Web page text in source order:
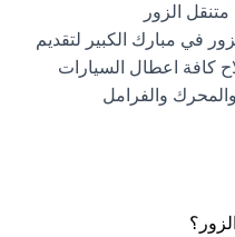
الزور
في مبارك الكبير لتقديم
كافة اعطال السيارات
والفرامل